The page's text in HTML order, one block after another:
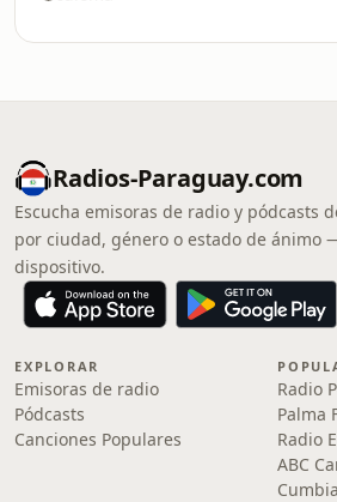
Radios-Paraguay.com
Escucha emisoras de radio y pódcasts
por ciudad, género o estado de ánimo
dispositivo.
EXPLORAR
Emisoras de radio
Pódcasts
Canciones Populares
Radio
Palma
Radio
ABC